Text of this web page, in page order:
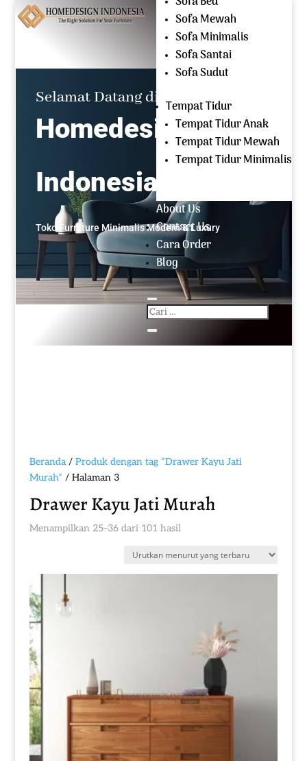
OPEN EVERYDAY
(+62) 81 229 604 267
Selamat Datang di
Homedesign
Indonesia
Toko Furniture Minimalis Modern & Luxury
Sofa Mewah
Sofa Minimalis
Sofa Santai
Sofa Sudut
Tempat Tidur
Tempat Tidur Anak
Tempat Tidur Mewah
Tempat Tidur Minimalis
About Us
Contact Us
Cara Order
Blog
Beranda/ Produk dengan tag “Drawer Kayu Jati
Murah” / Halaman 3
Drawer Kayu Jati Murah
Menampilkan 25–36 dari 101 hasilDiurutkan
yang
terbaru